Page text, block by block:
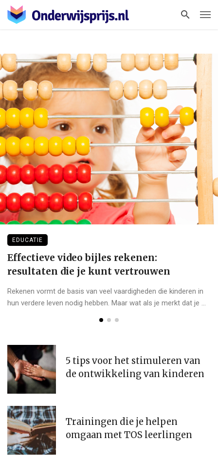
EDUCATIE
Effectieve video bijles rekenen:
resultaten die je kunt vertrouwen
Rekenen vormt de basis van veel vaardigheden die kinderen in
hun verdere leven nodig hebben. Maar wat als je merkt dat je ...
5 tips voor het stimuleren van
de ontwikkeling van kinderen
Trainingen die je helpen
omgaan met TOS leerlingen